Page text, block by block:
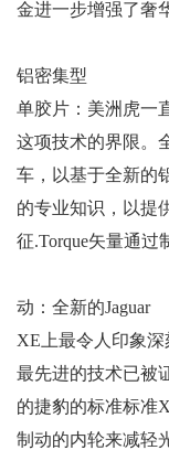
金进一步增强了奢
铝密集型
单胶片：美洲虎一
这项技术的界限。
车，以基于全新的
的专业知识，以提
征.Torque矢量通过
动：全新的Jaguar
XE上最令人印象深
最先进的技术已被
的捷豹的标准标准
制动的内轮来减轻